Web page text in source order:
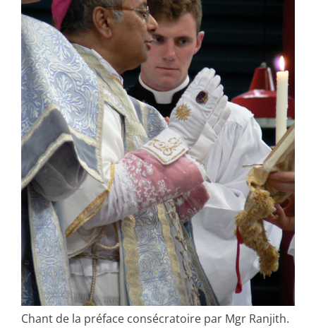
Chant de la préface consécratoire par Mgr Ranjith.